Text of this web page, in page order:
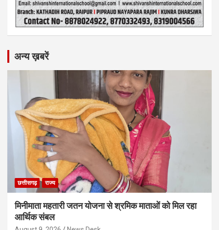
अन्य ख़बरें
छत्तीसगढ़ राज्य
मिनीमाता महतारी जतन योजना से श्रमिक माताओं को मिल रहा
आर्थिक संबल